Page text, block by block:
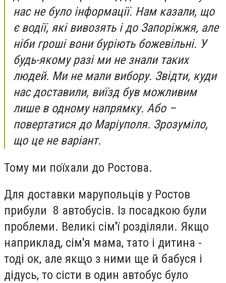
нас не було інформації. Нам казали, що
є водії, які вивозять і до Запоріжжя, але
ніби гроші вони буріють божевільні. У
будь-якому разі ми не знали таких
людей. Ми не мали вибору. Звідти, куди
нас доставили, виїзд був можливим
лише в одному напрямку. Або –
повертатися до Маріуполя. Зрозуміло,
що це не варіант.
Тому ми поїхали до Ростова.
Для доставки марупольців у Ростов
прибули 8 автобусів. Із посадкою були
проблеми. Великі сім'ї розділяли. Якщо
наприклад, сім'я мама, тато і дитина -
тоді ок, але якщо з ними ще й бабуся і
дідусь, то сісти в один автобус було